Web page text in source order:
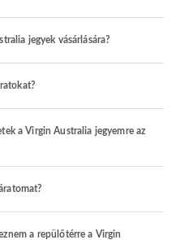
jegyek vásárlására?
a Virgin Australia jegyemre az
a repülőtérre a Virgin